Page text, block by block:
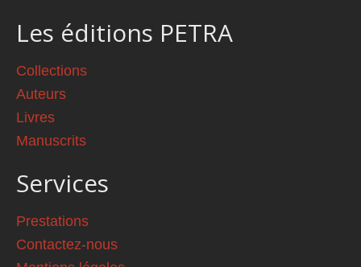
Les éditions PETRA
Collections
Auteurs
Livres
Manuscrits
Services
Prestations
Contactez-nous